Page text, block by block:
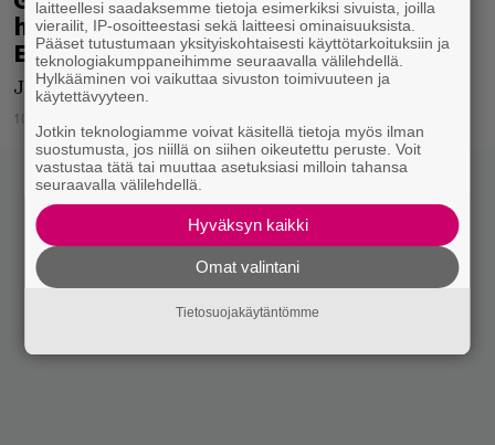
huhtikuussa Suomeen huippuviulisti
Eyvind Kangin kanssa
Jazzia, sitä pitää olla!
10.12.2025
laitteellesi saadaksemme tietoja esimerkiksi sivuista, joilla
vierailit, IP-osoitteestasi sekä laitteesi ominaisuuksista.
Pääset tutustumaan yksityiskohtaisesti käyttötarkoituksiin ja
teknologiakumppaneihimme seuraavalla välilehdellä.
Hylkääminen voi vaikuttaa sivuston toimivuuteen ja
käytettävyyteen.
Jotkin teknologiamme voivat käsitellä tietoja myös ilman
suostumusta, jos niillä on siihen oikeutettu peruste. Voit
vastustaa tätä tai muuttaa asetuksiasi milloin tahansa
seuraavalla välilehdellä.
Hyväksyn kaikki
Omat valintani
Tietosuojakäytäntömme